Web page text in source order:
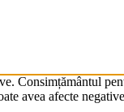
Consimțământul
avea afecte